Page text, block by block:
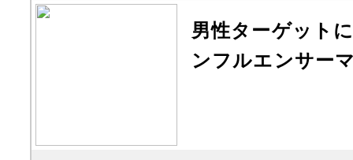
男性ターゲット
ンフルエンサー